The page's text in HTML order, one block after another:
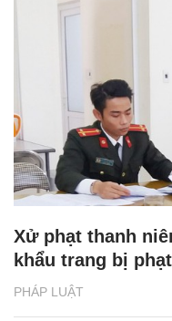
PHÁP LUẬT
Xử phạt thanh
khẩu trang bị